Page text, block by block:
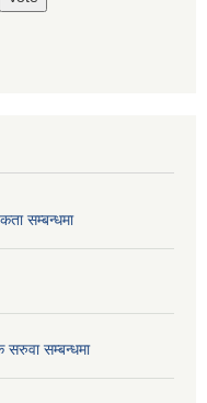
सम्बन्धमा
सरुवा सम्बन्धमा